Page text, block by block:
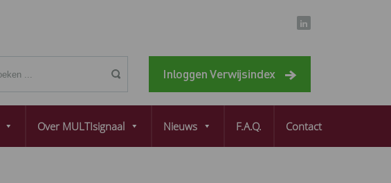
Inloggen Verwijsindex
Over MULTIsignaal Nieuws F.A.Q. Contact